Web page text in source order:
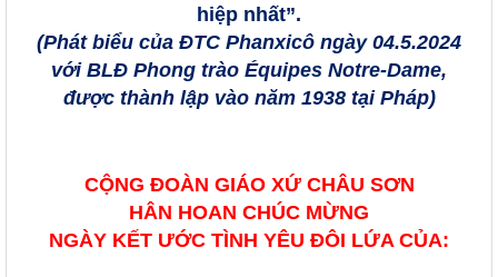
hiệp nhất”.
(Phát biểu của ĐTC Phanxicô ngày 04.5.2024
với BLĐ Phong trào Équipes Notre-Dame,
được thành lập vào năm 1938 tại Pháp)
CỘNG ĐOÀN GIÁO XỨ CHÂU SƠN
HÂN HOAN CHÚC MỪNG
NGÀY KẾT ƯỚC TÌNH YÊU ĐÔI LỨA CỦA: